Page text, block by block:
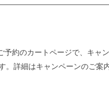
約のカートページで、キャ
詳細はキャンペーンのご案内